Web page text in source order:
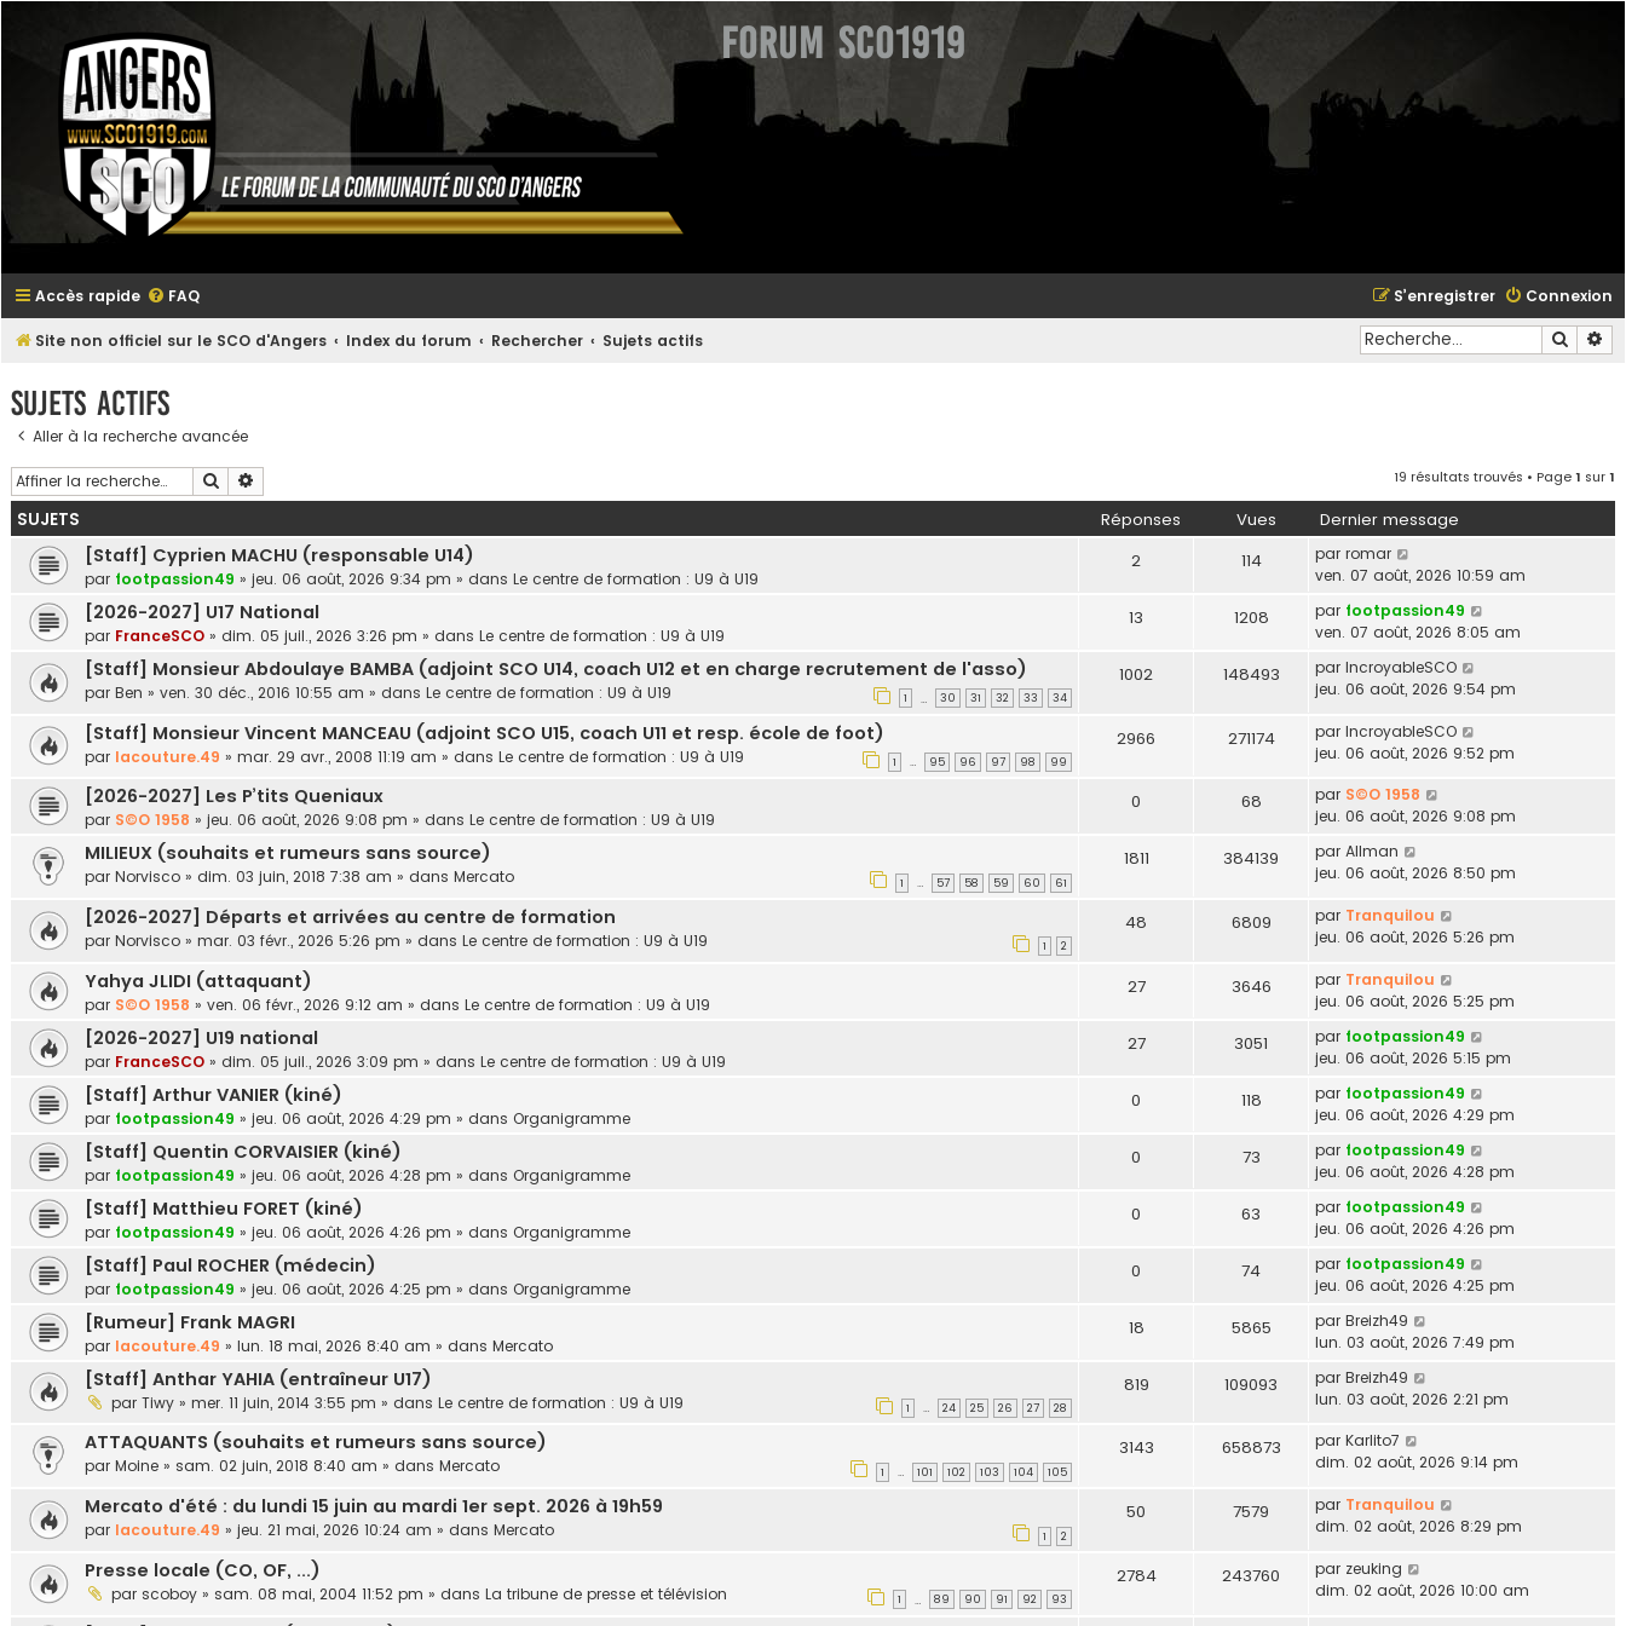
Forum SCO1919
Accès rapide FAQ Connexion
S’enregistrer
Site non officiel sur le SCO d'Angers Index du forum Rechercher Sujets actifs
Sujets actifs
Aller à la recherche avancée
Rechercher 19 résultats trouvés • Page1 sur1
SUJETS Réponses Vues Dernier message
[Staff] Cyprien MACHU (responsable U14)
par footpassion49 » jeu. 06 août, 2026 9:34 pm » dans Le centre de formation : U9 à U19
2 114 par romar
ven. 07 août, 2026 10:59 am
[2026-2027] U17 National
par FranceSCO » dim. 05 juil., 2026 3:26 pm » dans Le centre de formation : U9 à U19
13 1208 par footpassion49
ven. 07 août, 2026 8:05 am
[Staff] Monsieur Abdoulaye BAMBA (adjoint SCO U14, coach U12 et en charge recrutement de l'asso)
par Ben » ven. 30 déc., 2016 10:55 am » dans Le centre de formation : U9 à U19 1 … 30 31 32 33 34
1002 148493 par IncroyableSCO
jeu. 06 août, 2026 9:54 pm
[Staff] Monsieur Vincent MANCEAU (adjoint SCO U15, coach U11 et resp. école de foot)
par lacouture.49 » mar. 29 avr., 2008 11:19 am » dans Le centre de formation : U9 à U19 1 … 95 96 97 98 99
2966 271174 par IncroyableSCO
jeu. 06 août, 2026 9:52 pm
[2026-2027] Les P’tits Queniaux
par S©O 1958 » jeu. 06 août, 2026 9:08 pm » dans Le centre de formation : U9 à U19
0 68 par S©O 1958
jeu. 06 août, 2026 9:08 pm
MILIEUX (souhaits et rumeurs sans source)
par Norvisco » dim. 03 juin, 2018 7:38 am » dans Mercato 1 … 57 58 59 60 61
1811 384139 par Allman
jeu. 06 août, 2026 8:50 pm
[2026-2027] Départs et arrivées au centre de formation
par Norvisco » mar. 03 févr., 2026 5:26 pm » dans Le centre de formation : U9 à U19 1 2
48 6809 par Tranquilou
jeu. 06 août, 2026 5:26 pm
Yahya JLIDI (attaquant)
par S©O 1958 » ven. 06 févr., 2026 9:12 am » dans Le centre de formation : U9 à U19
27 3646 par Tranquilou
jeu. 06 août, 2026 5:25 pm
[2026-2027] U19 national
par FranceSCO » dim. 05 juil., 2026 3:09 pm » dans Le centre de formation : U9 à U19
27 3051 par footpassion49
jeu. 06 août, 2026 5:15 pm
[Staff] Arthur VANIER (kiné)
par footpassion49 » jeu. 06 août, 2026 4:29 pm » dans Organigramme
0 118 par footpassion49
jeu. 06 août, 2026 4:29 pm
[Staff] Quentin CORVAISIER (kiné)
par footpassion49 » jeu. 06 août, 2026 4:28 pm » dans Organigramme
0 73 par footpassion49
jeu. 06 août, 2026 4:28 pm
[Staff] Matthieu FORET (kiné)
par footpassion49 » jeu. 06 août, 2026 4:26 pm » dans Organigramme
0 63 par footpassion49
jeu. 06 août, 2026 4:26 pm
[Staff] Paul ROCHER (médecin)
par footpassion49 » jeu. 06 août, 2026 4:25 pm » dans Organigramme
0 74 par footpassion49
jeu. 06 août, 2026 4:25 pm
[Rumeur] Frank MAGRI
par lacouture.49 » lun. 18 mai, 2026 8:40 am » dans Mercato
18 5865 par Breizh49
lun. 03 août, 2026 7:49 pm
[Staff] Anthar YAHIA (entraîneur U17)
par Tiwy » mer. 11 juin, 2014 3:55 pm » dans Le centre de formation : U9 à U19 1 … 24 25 26 27 28
819 109093 par Breizh49
lun. 03 août, 2026 2:21 pm
ATTAQUANTS (souhaits et rumeurs sans source)
par Moine » sam. 02 juin, 2018 8:40 am » dans Mercato 1 … 101 102 103 104 105
3143 658873 par Karlito7
dim. 02 août, 2026 9:14 pm
Mercato d'été : du lundi 15 juin au mardi 1er sept. 2026 à 19h59
par lacouture.49 » jeu. 21 mai, 2026 10:24 am » dans Mercato 1 2
50 7579 par Tranquilou
dim. 02 août, 2026 8:29 pm
Presse locale (CO, OF, ...)
par scoboy » sam. 08 mai, 2004 11:52 pm » dans La tribune de presse et télévision 1 … 89 90 91 92 93
2784 243760 par zeuking
dim. 02 août, 2026 10:00 am